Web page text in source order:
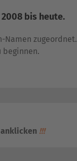
bis heute.
Namen zugeordnet.
beginnen.
!!!